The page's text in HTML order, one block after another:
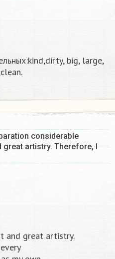
big, large,
considerable
artistry. Therefore, I
and great artistry.